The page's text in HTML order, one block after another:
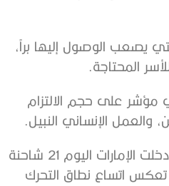
التابعة لعملية الفارس الشهم 3 المناطق التي يصعب الوصول إليها براً،
المحتاجة.
من المساعدات إلى أكثر من 3862 طناً، في مؤشر على حجم الالتزام
الإنساني النبيل.
وبينما حلّقت الطائرات في السماء، كانت القوافل تتحرك على الأرض، حيث أدخلت الإمارات اليوم 21 شاحنة
خطوة تعكس اتساع نطاق التحرك